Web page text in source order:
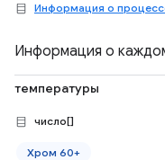
Информация о
Информация о
температуры
число[]
Хром 60+